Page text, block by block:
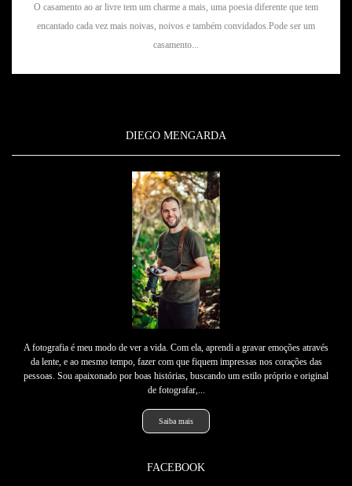
O casamento ao ar livre tem um charme a mais, uma poesia diferente que tem
encantado cada vez mais noivas, noivos e também convidados.Pode ser um
casamento...
DIEGO MENGARDA
A fotografia é meu modo de ver a vida. Com ela, aprendi a gravar emoções através
da lente, e ao mesmo tempo, fazer com que fiquem impressas nos corações das
pessoas. Sou apaixonado por boas histórias, buscando um estilo próprio e original
de fotografar,...
Saiba mais
FACEBOOK